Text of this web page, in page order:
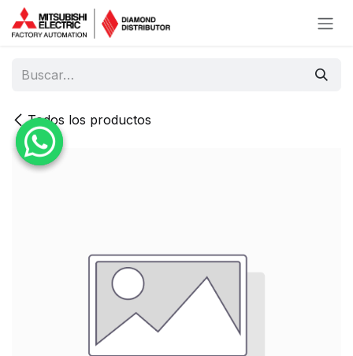
Ir al contenido
Todos los productos